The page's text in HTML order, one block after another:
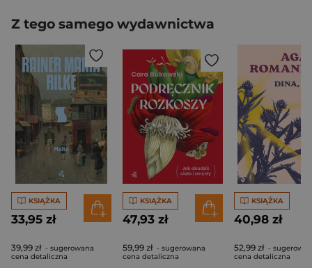
Z tego samego wydawnictwa
KSIĄŻKA
33,95 zł
39,99 zł - sugerowana
cena detaliczna
KSIĄŻKA
47,93 zł
59,99 zł - sugerowana
cena detaliczna
KSIĄŻKA
40,98 zł
52,99 zł -
cena detaliczna